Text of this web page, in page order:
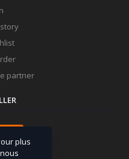
partner
plus